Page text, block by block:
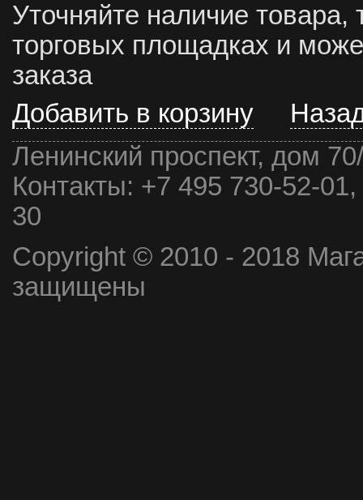
Уточняйте наличие товара,
торговых площадках и
заказа
Добавить в корзину
Ленинский проспект, дом
Контакты: +7 495 730-52-
30
Copyright © 2010 - 2018
защищены